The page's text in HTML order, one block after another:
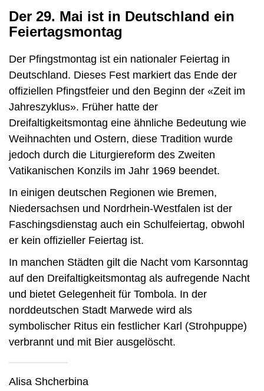
Der 29. Mai ist in Deutschland ein
Feiertagsmontag
Der Pfingstmontag ist ein nationaler Feiertag in
Deutschland. Dieses Fest markiert das Ende der
offiziellen Pfingstfeier und den Beginn der «Zeit im
Jahreszyklus». Früher hatte der
Dreifaltigkeitsmontag eine ähnliche Bedeutung wie
Weihnachten und Ostern, diese Tradition wurde
jedoch durch die Liturgiereform des Zweiten
Vatikanischen Konzils im Jahr 1969 beendet.
In einigen deutschen Regionen wie Bremen,
Niedersachsen und Nordrhein-Westfalen ist der
Faschingsdienstag auch ein Schulfeiertag, obwohl
er kein offizieller Feiertag ist.
In manchen Städten gilt die Nacht vom Karsonntag
auf den Dreifaltigkeitsmontag als aufregende Nacht
und bietet Gelegenheit für Tombola. In der
norddeutschen Stadt Marwede wird als
symbolischer Ritus ein festlicher Karl (Strohpuppe)
verbrannt und mit Bier ausgelöscht.
Alisa Shcherbina